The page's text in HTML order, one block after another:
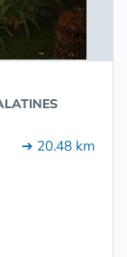
➔ 20.48 km